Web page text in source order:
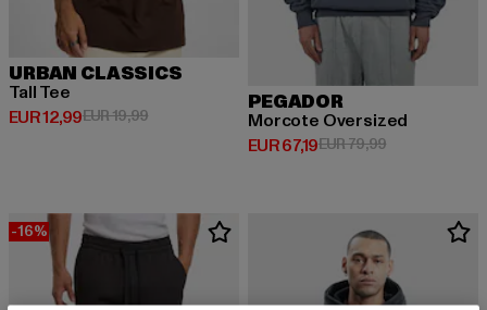
URBAN CLASSICS
Tall Tee
EUR 12,99
Derzeitiger Preis: EUR 12,99
EUR 19,99Aktionspreis: EUR 19,99
PEGADOR
Morcote Oversized
EUR 67,19
Derzeitiger Preis: EUR 67,19
EUR 79,99Aktionspreis:
-16%